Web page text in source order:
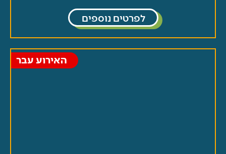
לפרטים נוספים
האירוע עבר